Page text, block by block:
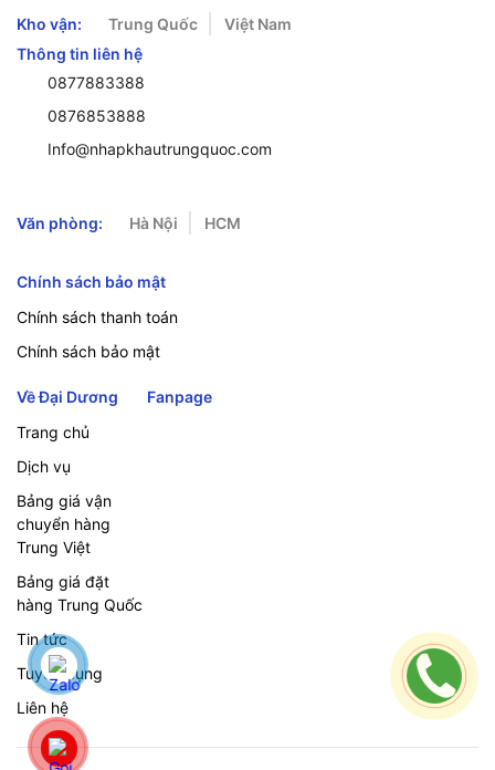
Kho vận: Trung Quốc
Việt Nam
Thông tin liên hệ
0877883388
0876853888
Info@nhapkhautrungquoc.com
Văn phòng: Hà Nội HCM
Chính sách bảo mật
Chính sách thanh toán
Chính sách bảo mật
Về Đại Dương
Trang chủ
Dịch vụ
Bảng giá vận
chuyển hàng
Trung Việt
Bảng giá đặt
hàng Trung Quốc
Tin tức
Tuyển dụng
Liên hệ
Fanpage